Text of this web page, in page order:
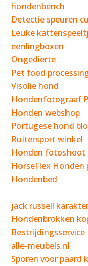
hondenbench
Detectie speuren
Leuke
eenlingboxen
Ongedierte
Pet food
Visolie hond
Hondenfotograaf
Honden webshop
Portugese hond
Ruitersport winkel
Honden fotoshoot
HorseFlex Honden
Hondenbed
jack russell
Hondenbrokken
Bestrijdingsservice
alle-meubels.nl
Sporen voor paard